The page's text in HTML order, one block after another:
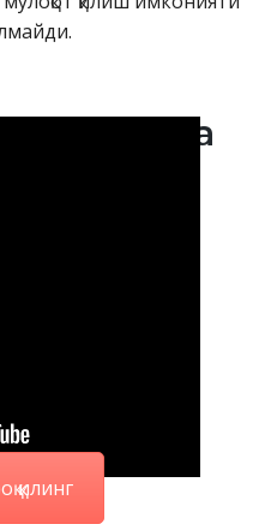
СМС реклама
қилинг